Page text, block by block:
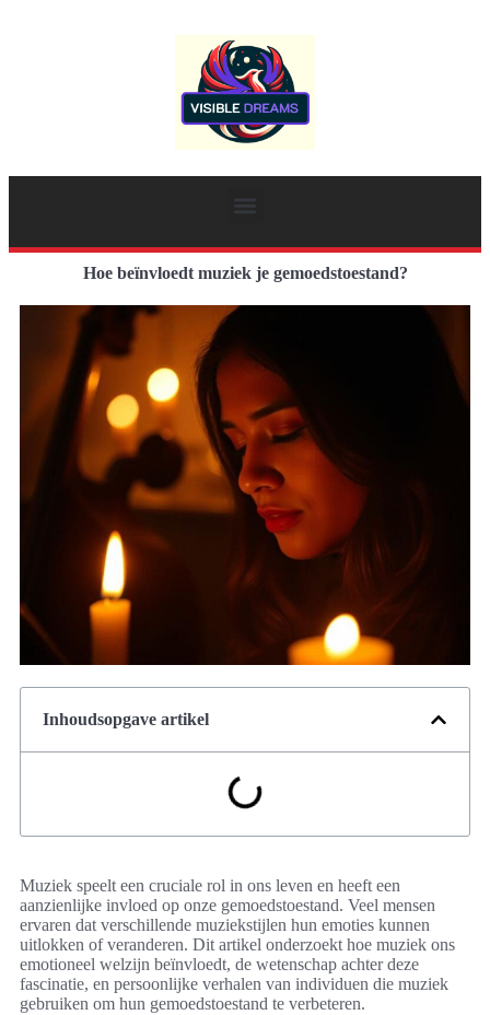
Hoe beïnvloedt muziek je gemoedstoestand?
Inhoudsopgave artikel
Muziek speelt een cruciale rol in ons leven en heeft een
aanzienlijke invloed op onze gemoedstoestand. Veel mensen
ervaren dat verschillende muziekstijlen hun emoties kunnen
uitlokken of veranderen. Dit artikel onderzoekt hoe muziek ons
emotioneel welzijn beïnvloedt, de wetenschap achter deze
fascinatie, en persoonlijke verhalen van individuen die muziek
gebruiken om hun gemoedstoestand te verbeteren.